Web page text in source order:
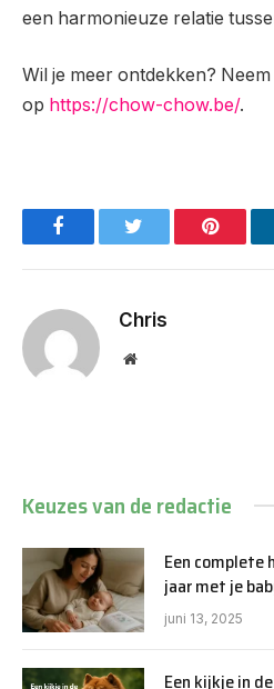
een harmonieuze relatie
Wil je meer ontdekken? Neem
op https://chow-chow.be/.
Facebook
Chris
Website
Keuzes van de redactie
Een complete
jaar met je
juni 13, 2025
Een kijkje in